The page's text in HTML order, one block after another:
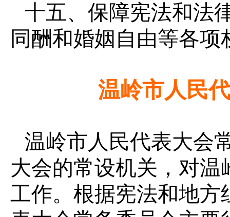
十五、保障宪法和法
同酬和婚姻自由等各项
温岭市人民
温岭市人民代表大会
大会的常设机关，对
工作。根据宪法和地